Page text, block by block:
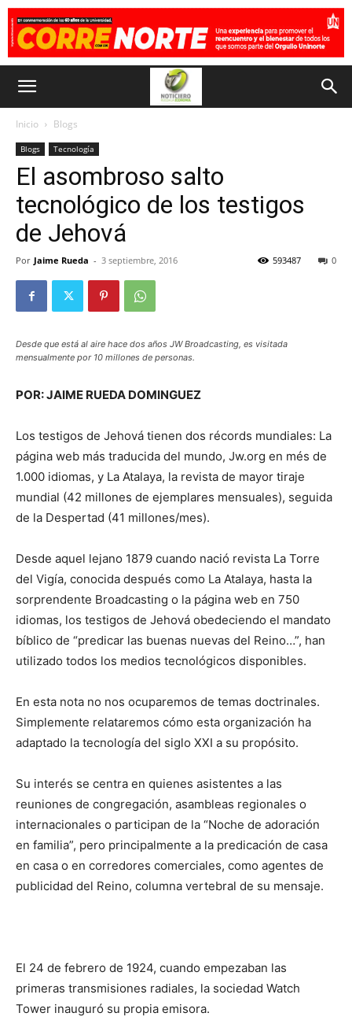
Inicio Blogs
Blogs Tecnología
El asombroso salto
tecnológico de los testigos
de Jehová
Por Jaime Rueda - 3 septiembre, 2016 0
593487
Desde que está al aire hace dos años JW Broadcasting, es visitada
mensualmente por 10 millones de personas.
POR: JAIME RUEDA DOMINGUEZ
Los testigos de Jehová tienen dos récords mundiales: La
página web más traducida del mundo, Jw.org en més de
1.000 idiomas, y La Atalaya, la revista de mayor tiraje
mundial (42 millones de ejemplares mensuales), seguida
de la Despertad (41 millones/mes).
Desde aquel lejano 1879 cuando nació revista La Torre
del Vigía, conocida después como La Atalaya, hasta la
sorprendente Broadcasting o la página web en 750
idiomas, los testigos de Jehová obedeciendo el mandato
bíblico de “predicar las buenas nuevas del Reino…”, han
utilizado todos los medios tecnológicos disponibles.
En esta nota no nos ocuparemos de temas doctrinales.
Simplemente relataremos cómo esta organización ha
adaptado la tecnología del siglo XXI a su propósito.
Su interés se centra en quienes asistentes a las
reuniones de congregación, asambleas regionales o
internacionales o participan de la “Noche de adoración
en familia”, pero principalmente a la predicación de casa
en casa o en corredores comerciales, como agentes de
publicidad del Reino, columna vertebral de su mensaje.
El 24 de febrero de 1924, cuando empezaban las
primeras transmisiones radiales, la sociedad Watch
Tower inauguró su propia emisora.